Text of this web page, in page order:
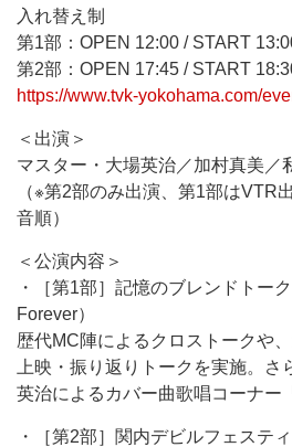
入れ替え制
第1部：OPEN 12:00 / START
第2部：OPEN 17:45 / START
https://www.tvk-yokohama.com/
＜出演＞
マスター・大場英治／加村真美／
（※第2部のみ出演、第1部はVTR
音順）
＜公演内容＞
・［第1部］記憶のブレンドトー
Forever）
歴代MC陣によるクロストークや
上映・振り返りトークを実施。
英治によるカバー曲歌唱コーナー
・［第2部］関内デビルフェステ